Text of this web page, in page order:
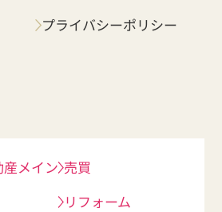
プライバシーポリシー
メイン 売買
リフォーム